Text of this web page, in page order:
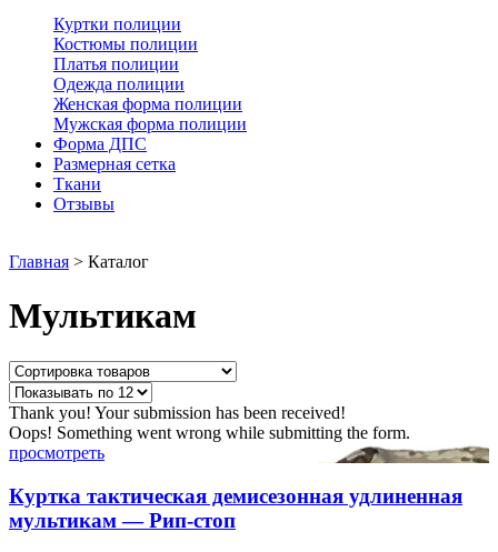
Куртки полиции
Костюмы полиции
Платья полиции
Одежда полиции
Женская форма полиции
Мужская форма полиции
Форма ДПС
Размерная сетка
Ткани
Отзывы
Главная > Каталог
Мультикам
Thank you! Your submission has been received!
Oops! Something went wrong while submitting the form.
просмотреть
Куртка тактическая демисезонная удлиненная
мультикам — Рип-стоп